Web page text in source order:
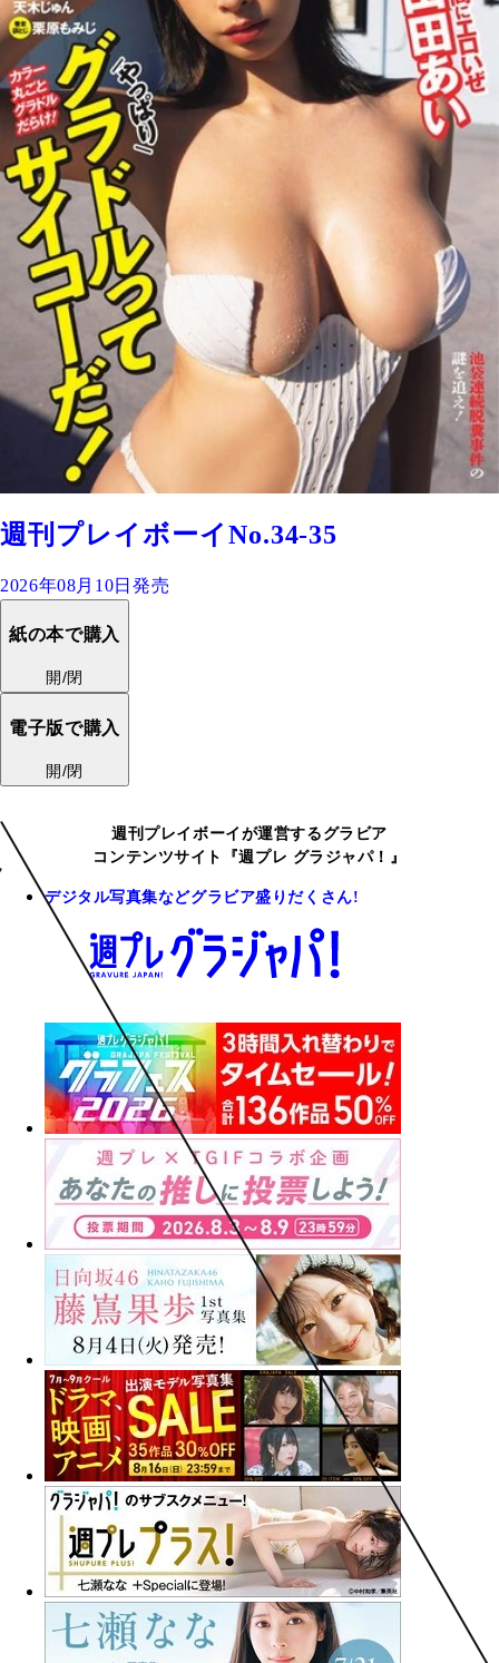
週刊プレイボーイNo.34-35
2026年08月10日発売
紙の本で購入
開/閉
電子版で購入
開/閉
週刊プレイボーイが運営するグラビア
コンテンツサイト『週プレ グラジャパ！』
デジタル写真集などグラビア盛りだくさん!